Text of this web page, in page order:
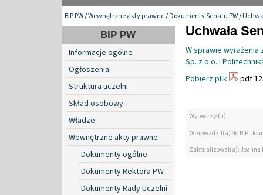
BIP PW/Wewnętrzne akty prawne/Dokumenty Senatu PW/
BIP PW
Informacje ogólne
Ogłoszenia
Struktura uczelni
Skład osobowy
Władze
Wewnętrzne akty prawne
Dokumenty ogólne
Dokumenty Rektora PW
Dokumenty Rady Uczelni
Uchwała
W sprawie wyrażenia
Sp. z o.o. i
Pobierz plik
pdf
Wytworzył(a):
Wprowadził(a) do BIP:
Zaktualizował(a):